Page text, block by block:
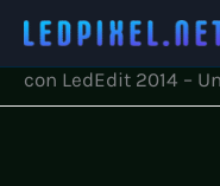
contenido
Inicio
efectos
Cómo usar efectos
con LedEdit 2014 –